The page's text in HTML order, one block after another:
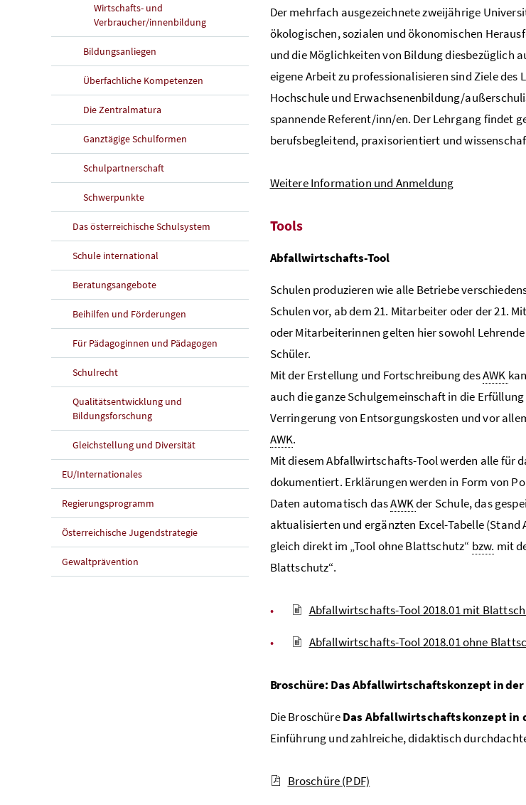
Wirtschafts- und
Verbraucher/innenbildung
Bildungsanliegen
Überfachliche Kompetenzen
Die Zentralmatura
Ganztägige Schulformen
Schulpartnerschaft
Schwerpunkte
Das österreichische Schulsystem
Schule international
Beratungsangebote
Beihilfen und Förderungen
Für Pädagoginnen und Pädagogen
Schulrecht
Qualitätsentwicklung und
Bildungsforschung
Gleichstellung und Diversität
EU/Internationales
Regierungsprogramm
Österreichische Jugendstrategie
Gewaltprävention
Der mehrfach ausgezeichnete zweijährige
ökologischen, sozialen und ökonomischen
und die Möglichkeiten von Bildung diesbezüglich
eigene Arbeit zu professionalisieren sind Ziele
Hochschule und Erwachsenenbildung/
spannende Referent/inn/en. Der Lehrgang findet
berufsbegleitend, praxisorientiert und
Weitere Information und Anmeldung
Tools
Abfallwirtschafts-Tool
Schulen produzieren wie alle Betriebe
Schulen vor, ab dem 21. Mitarbeiter oder der 21.
oder Mitarbeiterinnen gelten hier sowohl
Schüler.
Mit der Erstellung und Fortschreibung desAWK
auch die ganze Schulgemeinschaft in die
Verringerung von Entsorgungskosten und vor
AWK.
Mit diesem Abfallwirtschafts-Tool werden alle für
dokumentiert. Erklärungen werden in Form von
Daten automatisch dasAWKder Schule, das
aktualisierten und ergänzten Excel-Tabelle
gleich direkt im „Tool ohne Blattschutz“ bzw. mit
Blattschutz“.
Abfallwirtschafts-Tool 2018.01 mit
Abfallwirtschafts-Tool 2018.01 ohne
Broschüre: Das Abfallwirtschaftskonzept in der
Die BroschüreDas Abfallwirtschaftskonzept in
Einführung und zahlreiche, didaktisch
Broschüre(PDF)